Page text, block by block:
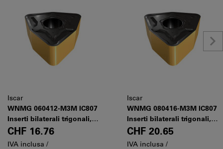
Iscar
WNMG 060412-M3M IC807
Inserti bilaterali trigonali,
per acciai inox e acciai a
basso tenore di carbonio
CHF 16.76
IVA inclusa /
Iscar
WNMG 080416-M3M IC807
Inserti bilaterali trigonali,
per acciai inox e acciai a
basso tenore di carbonio
CHF 20.65
IVA inclusa /